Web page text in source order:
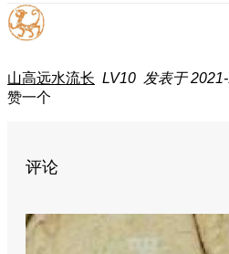
山高远水流长 LV10 发表于
赞一个
评论